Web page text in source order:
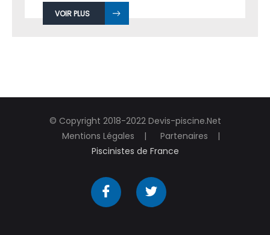
VOIR PLUS
© Copyright 2018-2022 Devis-piscine.Net
Mentions Légales
Partenaires
Piscinistes de France